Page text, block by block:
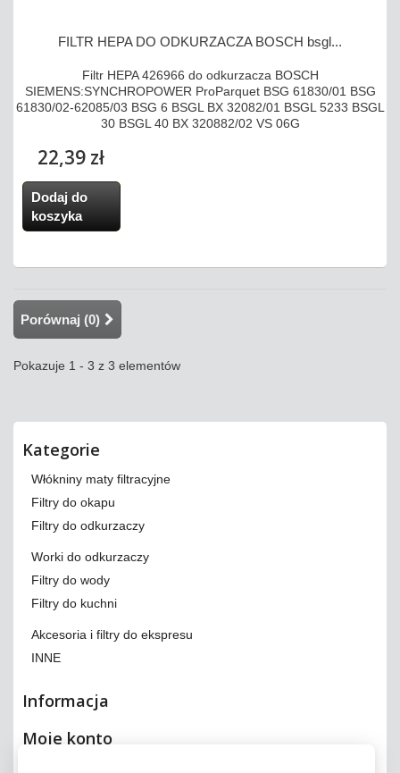
FILTR HEPA DO ODKURZACZA BOSCH bsgl...
Filtr HEPA 426966 do odkurzacza BOSCH
SIEMENS:SYNCHROPOWER ProParquet BSG 61830/01 BSG
61830/02-62085/03 BSG 6 BSGL BX 32082/01 BSGL 5233 BSGL
30 BSGL 40 BX 320882/02 VS 06G
22,39 zł
Dodaj do
koszyka
Porównaj (0)
Pokazuje 1 - 3 z 3 elementów
Kategorie
Włókniny maty filtracyjne
Filtry do okapu
Filtry do odkurzaczy
Worki do odkurzaczy
Filtry do wody
Filtry do kuchni
Akcesoria i filtry do ekspresu
INNE
Informacja
Moje konto